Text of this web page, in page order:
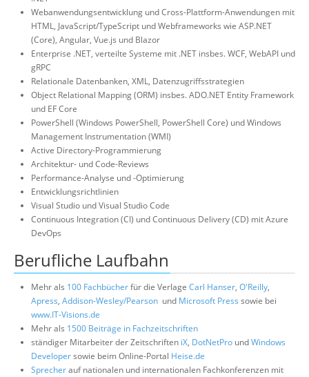
Webanwendungsentwicklung und Cross-Plattform-Anwendungen mit
HTML, JavaScript/TypeScript und Webframeworks wie ASP.NET
(Core), Angular, Vue.js und Blazor
Enterprise .NET, verteilte Systeme mit .NET insbes. WCF, WebAPI und
gRPC
Relationale Datenbanken, XML, Datenzugriffsstrategien
Object Relational Mapping (ORM) insbes. ADO.NET Entity Framework
und EF Core
PowerShell (Windows PowerShell, PowerShell Core) und Windows
Management Instrumentation (WMI)
Active Directory-Programmierung
Architektur- und Code-Reviews
Performance-Analyse und -Optimierung
Entwicklungsrichtlinien
Visual Studio und Visual Studio Code
Continuous Integration (CI) und Continuous Delivery (CD) mit Azure
DevOps
Berufliche Laufbahn
Mehr als 100 Fachbücherfür die Verlage Carl Hanser, O'Reilly,
Apress, Addison-Wesley/Pearson und Microsoft Press sowie bei
www.IT-Visions.de
Mehr als 1500 Beiträge in Fachzeitschriften
ständiger Mitarbeiter der Zeitschriften iX, DotNetPro undWindows
Developersowie beim Online-Portal Heise.de
Sprecherauf nationalen und internationalen Fachkonferenzen mit